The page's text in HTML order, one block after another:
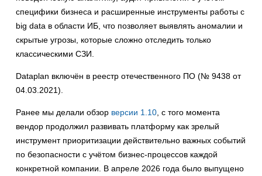
специфики бизнеса и расширенные инструменты работы с
big data в области ИБ, что позволяет выявлять аномалии и
скрытые угрозы, которые сложно отследить только
классическими СЗИ.
Dataplan включён в реестр отечественного ПО (№ 9438 от
04.03.2021).
Ранее мы делали обзор версии 1.10, с того момента
вендор продолжил развивать платформу как зрелый
инструмент приоритизации действительно важных событий
по безопасности с учётом бизнес-процессов каждой
конкретной компании. В апреле 2026 года было выпущено